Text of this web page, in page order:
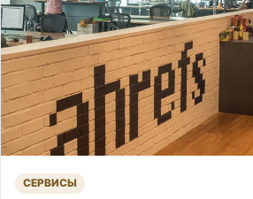
СЕРВИСЫ